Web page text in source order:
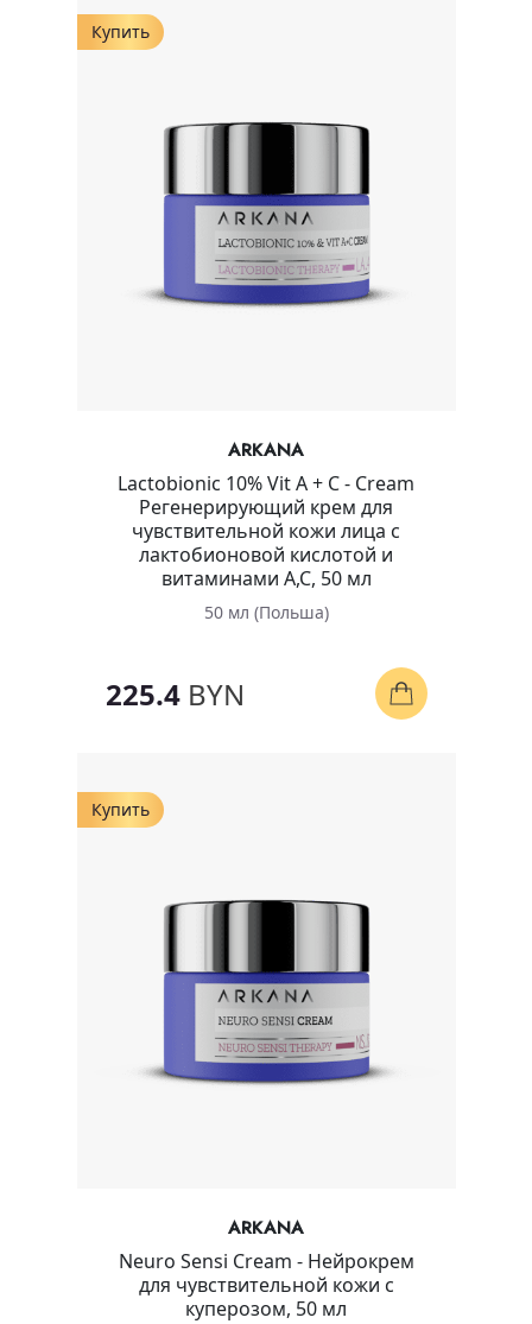
Купить
ARKANA
Lactobionic 10% Vit A + C - Cream
Регенерирующий крем для
чувствительной кожи лица с
лактобионовой кислотой и
витаминами А,С, 50 мл
50 мл (Польша)
225.4 BYN
Купить
ARKANA
Neuro Sensi Cream - Нейрокрем
для чувствительной кожи с
куперозом, 50 мл